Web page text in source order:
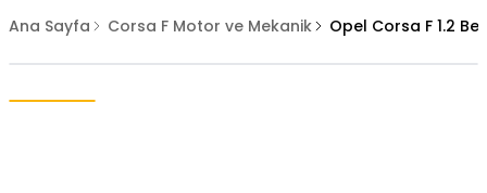
Ana Sayfa Corsa F Motor ve Mekanik Opel Corsa F 1.2